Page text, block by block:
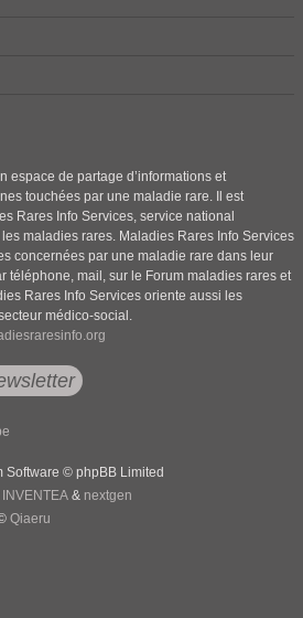
espace de partage d’informations et
touchées par une maladie rare. Il est
Rares Info Services, service national
maladies rares. Maladies Rares Info Services
concernées par une maladie rare dans leur
téléphone, mail, sur le Forum maladies rares et
Rares Info Services oriente aussi les
médico-social.
Software © phpBB Limited
INVENTEA & nextgen
Qiaeru